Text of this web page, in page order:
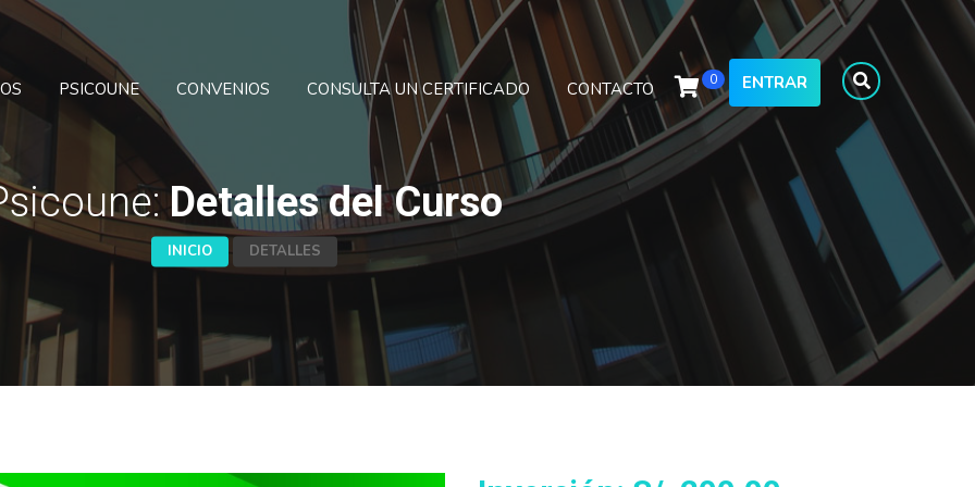
ENTRAR
PSICOUNE CONVENIOS CONSULTA UN CERTIFICADO CONTACTO 0
Detalles del Curso
INICIO DETALLES